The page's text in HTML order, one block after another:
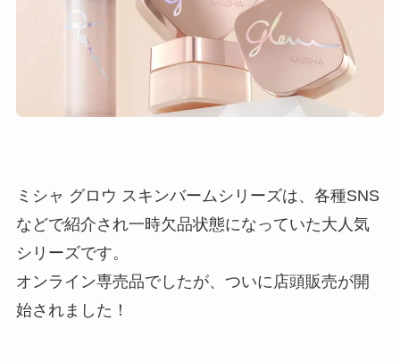
ミシャ グロウ スキンバームシリーズは、各種SNS
などで紹介され一時欠品状態になっていた大人気
シリーズです。
オンライン専売品でしたが、ついに店頭販売が開
始されました！